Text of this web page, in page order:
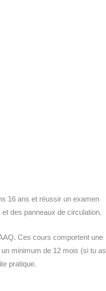
16 ans et réussir un examen
des panneaux de circulation.
Ces cours comportent une
minimum de 12 mois (si tu as
pratique.